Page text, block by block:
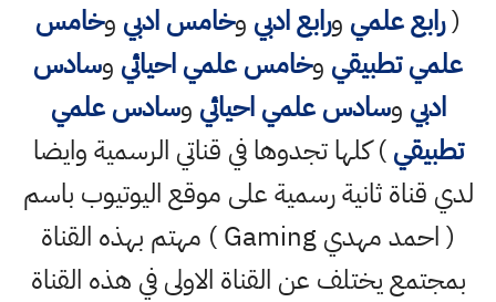
(رابع علمي ورابع ادبي وخامس ادبي وخامس
علمي تطبيقي وخامس علمي احيائي وسادس
ادبي وسادس علمي احيائي وسادس علمي
تطبيقي) كلها تجدوها في قناتي الرسمية وايضا
لدي قناة ثانية رسمية على موقع اليوتيوب باسم
( احمد مهدي Gaming ) مهتم بهذه القناة
بمجتمع يختلف عن القناة الاولى في هذه القناة